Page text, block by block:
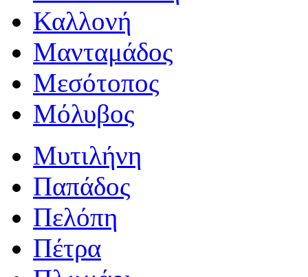
Καλλονή
Μανταμάδος
Μεσότοπος
Μόλυβος
Μυτιλήνη
Παπάδος
Πελόπη
Πέτρα